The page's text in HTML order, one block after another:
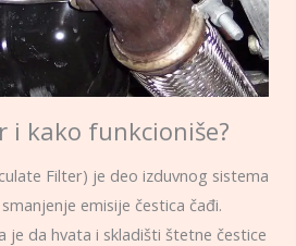
i kako funkcioniše?
Filter) je deo izduvnog sistema
emisije čestica čađi.
je da hvata i skladišti štetne čestice